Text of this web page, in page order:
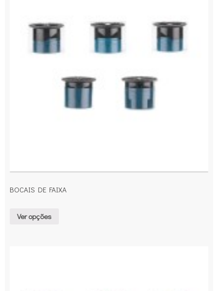
BOCAIS DE FAIXA
Ver opções